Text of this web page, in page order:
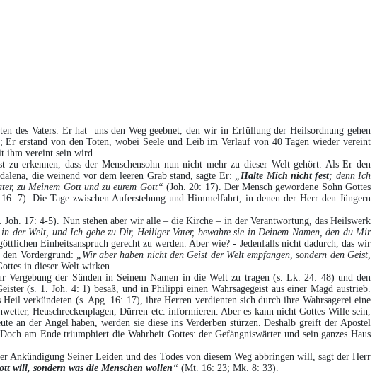
des Vaters. Er hat uns den Weg geebnet, den wir in Erfüllung der Heilsordnung gehen
erstand von den Toten, wobei Seele und Leib im Verlauf von 40 Tagen wieder vereint
ihm vereint sein wird.
erkennen, dass der Menschensohn nun nicht mehr zu dieser Welt gehört. Als Er den
die weinend vor dem leeren Grab stand, sagte Er: Halte Mich nicht fest; denn Ich
zu Meinem Gott und zu eurem Gott“ (Joh. 20: 17). Der Mensch gewordene Sohn Gottes
7). Die Tage zwischen Auferstehung und Himmelfahrt, in denen der Herr den Jüngern
17: 4-5). Nun stehen aber wir alle – die Kirche – in der Verantwortung, das Heilswerk
der Welt, und Ich gehe zu Dir, Heiliger Vater, bewahre sie in Deinem Namen, den du Mir
Einheitsanspruch gerecht zu werden. Aber wie? - Jedenfalls nicht dadurch, das wir
Vordergrund:
„Wir aber haben nicht den Geist der Welt empfangen, sondern den Geist,
in dieser Welt wirken.
der Sünden in Seinem Namen in die Welt zu tragen (s. Lk. 24: 48) und den
(s. 1. Joh. 4: 1) besaß, und in Philippi einen Wahrsagegeist aus einer Magd austrieb.
verkündeten (s. Apg. 16: 17), ihre Herren verdienten sich durch ihre Wahrsagerei eine
Heuschreckenplagen, Dürren etc. informieren. Aber es kann nicht Gottes Wille sein,
an der Angel haben, werden sie diese ins Verderben stürzen. Deshalb greift der Apostel
am Ende triumphiert die Wahrheit Gottes: der Gefängniswärter und sein ganzes Haus
Ankündigung Seiner Leiden und des Todes von diesem Weg abbringen will, sagt der Herr
will, sondern was die Menschen wollen “ (Mt. 16: 23; Mk. 8: 33).